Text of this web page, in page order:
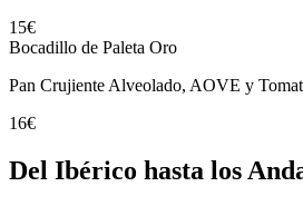
15€
Bocadillo de Paleta Oro
Pan Crujiente Alveolado, AOVE y
16€
Del Ibérico hasta los